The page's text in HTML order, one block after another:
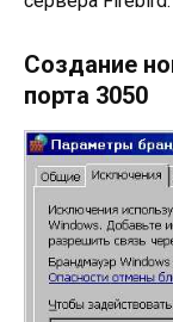
Создание
порта 3050